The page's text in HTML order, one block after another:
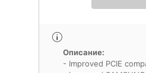
Описание:
- Improved PCIE